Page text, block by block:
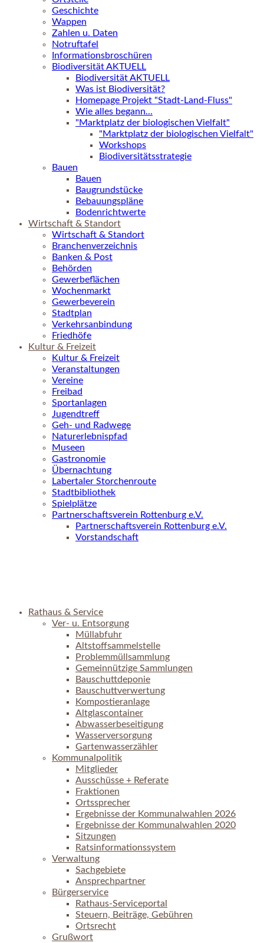
Geschichte
Wappen
Zahlen u. Daten
Notruftafel
Informationsbroschüren
Biodiversität AKTUELL
Biodiversität AKTUELL
Was ist Biodiversität?
Homepage Projekt "Stadt-Land-Fluss"
Wie alles begann...
"Marktplatz der biologischen Vielfalt"
"Marktplatz der biologischen Vielfalt"
Workshops
Biodiversitätsstrategie
Bauen
Bauen
Baugrundstücke
Bebauungspläne
Bodenrichtwerte
Wirtschaft & Standort
Wirtschaft & Standort
Branchenverzeichnis
Banken & Post
Behörden
Gewerbeflächen
Wochenmarkt
Gewerbeverein
Stadtplan
Verkehrsanbindung
Friedhöfe
Kultur & Freizeit
Kultur & Freizeit
Veranstaltungen
Vereine
Freibad
Sportanlagen
Jugendtreff
Geh- und Radwege
Naturerlebnispfad
Museen
Gastronomie
Übernachtung
Labertaler Storchenroute
Stadtbibliothek
Spielplätze
Partnerschaftsverein Rottenburg e.V.
Partnerschaftsverein Rottenburg e.V.
Vorstandschaft
Rathaus & Service
Ver- u. Entsorgung
Müllabfuhr
Altstoffsammelstelle
Problemmüllsammlung
Gemeinnützige Sammlungen
Bauschuttdeponie
Bauschuttverwertung
Kompostieranlage
Altglascontainer
Abwasserbeseitigung
Wasserversorgung
Gartenwasserzähler
Kommunalpolitik
Mitglieder
Ausschüsse + Referate
Fraktionen
Ortssprecher
Ergebnisse der Kommunalwahlen 2026
Ergebnisse der Kommunalwahlen 2020
Sitzungen
Ratsinformationssystem
Verwaltung
Sachgebiete
Ansprechpartner
Bürgerservice
Rathaus-Serviceportal
Steuern, Beiträge, Gebühren
Ortsrecht
Grußwort